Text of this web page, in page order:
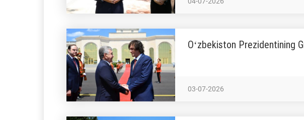
Oʻzbekiston Prezidentining
03-07-2026